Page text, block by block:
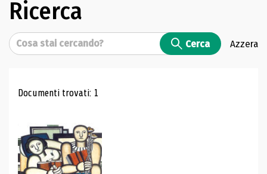
Ricerca
Cerca Cerca Azzera
Risultati di ricerca
Documenti trovati: 1